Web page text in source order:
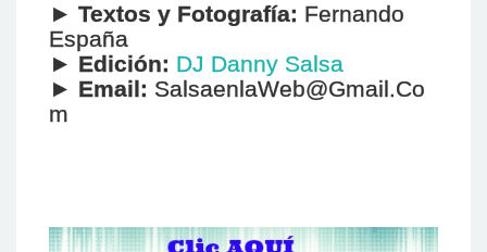
► Textos y Fotografía: Fernando
España
► Edición: DJ Danny Salsa
► Email: SalsaenlaWeb@Gmail.Co
m